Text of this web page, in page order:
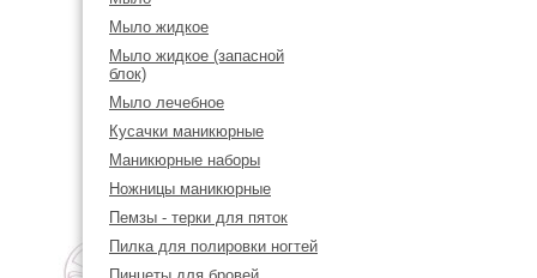
Мыло жидкое
Мыло жидкое (запасной
блок)
Мыло лечебное
Кусачки маникюрные
Маникюрные наборы
Ножницы маникюрные
Пемзы - терки для пяток
Пилка для полировки ногтей